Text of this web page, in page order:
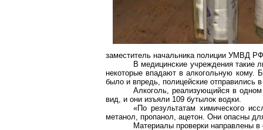
заместитель начальника полиции УМВД
В медицинские учреждения такие
некоторые впадают в алкогольную кому.
было и впредь, полицейские отправились
Алкоголь, реализующийся в
вид, и они изъяли 109 бутылок водки.
«По результатам химического
метанол, пропанол, ацетон. Они опасны
Материалы проверки направлены